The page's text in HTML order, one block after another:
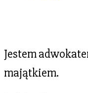
Jestem
majątkiem.